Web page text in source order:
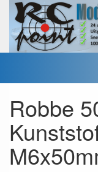
Robbe